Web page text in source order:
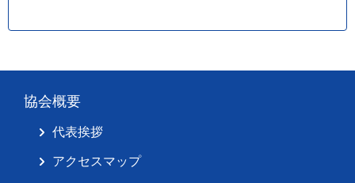
協会概要
代表挨拶
アクセスマップ